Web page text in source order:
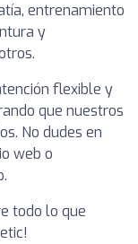
entrenamiento
y
flexible y
que nuestros
No dudes en
web o
todo lo que